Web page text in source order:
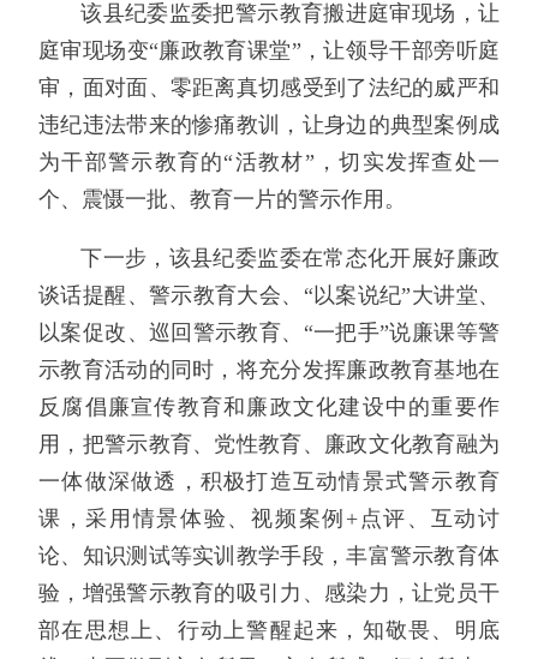
该县纪委监委把警示教育搬进庭审现场，让
庭审现场变“廉政教育课堂”，让领导干部旁听庭
审，面对面、零距离真切感受到了法纪的威严和
违纪违法带来的惨痛教训，让身边的典型案例成
为干部警示教育的“活教材”，切实发挥查处一
个、震慑一批、教育一片的警示作用。
下一步，该县纪委监委在常态化开展好廉政
谈话提醒、警示教育大会、“以案说纪”大讲堂、
以案促改、巡回警示教育、“一把手”说廉课等警
示教育活动的同时，将充分发挥廉政教育基地在
反腐倡廉宣传教育和廉政文化建设中的重要作
用，把警示教育、党性教育、廉政文化教育融为
一体做深做透，积极打造互动情景式警示教育
课，采用情景体验、视频案例+点评、互动讨
论、知识测试等实训教学手段，丰富警示教育体
验，增强警示教育的吸引力、感染力，让党员干
部在思想上、行动上警醒起来，知敬畏、明底